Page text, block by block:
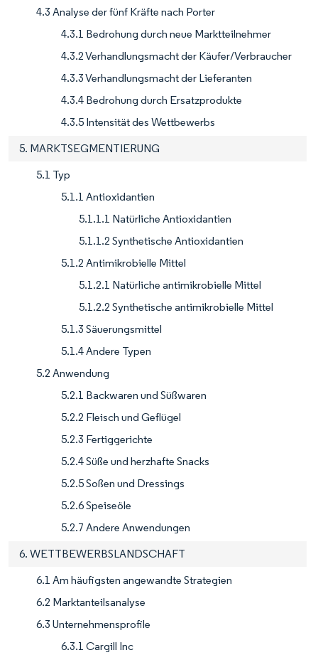
4.3 Analyse der fünf Kräfte nach Porter
4.3.1 Bedrohung durch neue Marktteilnehmer
4.3.2 Verhandlungsmacht der Käufer/Verbraucher
4.3.3 Verhandlungsmacht der Lieferanten
4.3.4 Bedrohung durch Ersatzprodukte
4.3.5 Intensität des Wettbewerbs
5. MARKTSEGMENTIERUNG
5.1 Typ
5.1.1 Antioxidantien
5.1.1.1 Natürliche Antioxidantien
5.1.1.2 Synthetische Antioxidantien
5.1.2 Antimikrobielle Mittel
5.1.2.1 Natürliche antimikrobielle Mittel
5.1.2.2 Synthetische antimikrobielle Mittel
5.1.3 Säuerungsmittel
5.1.4 Andere Typen
5.2 Anwendung
5.2.1 Backwaren und Süßwaren
5.2.2 Fleisch und Geflügel
5.2.3 Fertiggerichte
5.2.4 Süße und herzhafte Snacks
5.2.5 Soßen und Dressings
5.2.6 Speiseöle
5.2.7 Andere Anwendungen
6. WETTBEWERBSLANDSCHAFT
6.1 Am häufigsten angewandte Strategien
6.2 Marktanteilsanalyse
6.3 Unternehmensprofile
6.3.1 Cargill Inc